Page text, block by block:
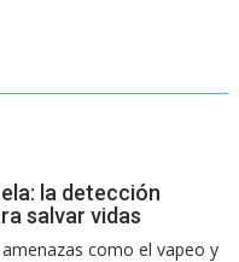
la detección
salvar vidas
como el vapeo y